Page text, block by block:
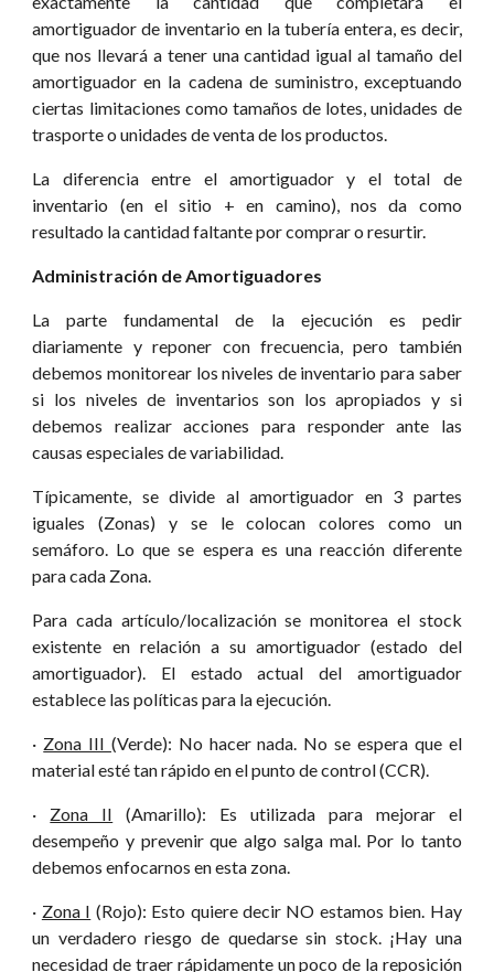
amortiguador de inventario en la tubería entera, es decir,
que nos llevará a tener una cantidad igual al tamaño del
amortiguador en la cadena de suministro, exceptuando
ciertas limitaciones como tamaños de lotes, unidades de
trasporte o unidades de venta de los productos.
La diferencia entre el amortiguador y el total de
inventario (en el sitio + en camino), nos da como
resultado la cantidad faltante por comprar o resurtir.
Administración de Amortiguadores
La parte fundamental de la ejecución es pedir
diariamente y reponer con frecuencia, pero también
debemos monitorear los niveles de inventario para saber
si los niveles de inventarios son los apropiados y si
debemos realizar acciones para responder ante las
causas especiales de variabilidad.
Típicamente, se divide al amortiguador en 3 partes
iguales (Zonas) y se le colocan colores como un
semáforo. Lo que se espera es una reacción diferente
para cada Zona.
Para cada artículo/localización se monitorea el stock
existente en relación a su amortiguador (estado del
amortiguador). El estado actual del amortiguador
establece las políticas para la ejecución.
· Zona III (Verde): No hacer nada. No se espera que el
material esté tan rápido en el punto de control (CCR).
· Zona II (Amarillo): Es utilizada para mejorar el
desempeño y prevenir que algo salga mal. Por lo tanto
debemos enfocarnos en esta zona.
· Zona I (Rojo): Esto quiere decir NO estamos bien. Hay
un verdadero riesgo de quedarse sin stock. ¡Hay una
necesidad de traer rápidamente un poco de la reposición